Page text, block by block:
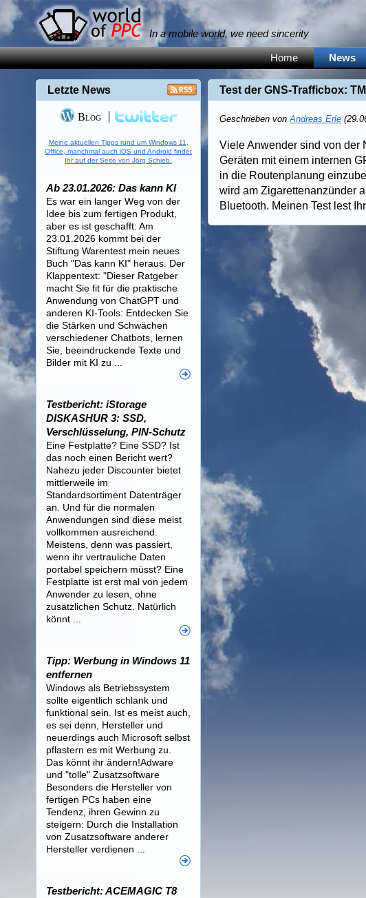
In a mobile world, we need sincerity
Home News
Test der GNS-Trafficbox:
Geschrieben vonAndreas Erle
Viele Anwender sind von der
Geräten mit einem internen
in die Routenplanung
wird am Zigarettenanzünder
Bluetooth. Meinen Test lest Ihr
Letzte News
Blog
Meine aktuellen Tipps rund um Windows 11,
Office, manchmal auch iOS und Android findet
Ihr auf der Seite von Jörg Schieb.
Ab 23.01.2026: Das kann KI
Es war ein langer Weg von der
Idee bis zum fertigen Produkt,
aber es ist geschafft: Am
23.01.2026 kommt bei der
Stiftung Warentest mein neues
Buch "Das kann KI" heraus. Der
Klappentext: "Dieser Ratgeber
macht Sie fit für die praktische
Anwendung von ChatGPT und
anderen KI-Tools: Entdecken Sie
die Stärken und Schwächen
verschiedener Chatbots, lernen
Sie, beeindruckende Texte und
Bilder mit KI zu ...
Testbericht: iStorage
DISKASHUR 3: SSD,
Verschlüsselung, PIN-Schutz
Eine Festplatte? Eine SSD? Ist
das noch einen Bericht wert?
Nahezu jeder Discounter bietet
mittlerweile im
Standardsortiment Datenträger
an. Und für die normalen
Anwendungen sind diese meist
vollkommen ausreichend.
Meistens, denn was passiert,
wenn ihr vertrauliche Daten
portabel speichern müsst? Eine
Festplatte ist erst mal von jedem
Anwender zu lesen, ohne
zusätzlichen Schutz. Natürlich
könnt ...
Tipp: Werbung in Windows 11
entfernen
Windows als Betriebssystem
sollte eigentlich schlank und
funktional sein. Ist es meist auch,
es sei denn, Hersteller und
neuerdings auch Microsoft selbst
pflastern es mit Werbung zu.
Das könnt ihr ändern!Adware
und "tolle" Zusatzsoftware
Besonders die Hersteller von
fertigen PCs haben eine
Tendenz, ihren Gewinn zu
steigern: Durch die Installation
von Zusatzsoftware anderer
Hersteller verdienen ...
Testbericht: ACEMAGIC T8